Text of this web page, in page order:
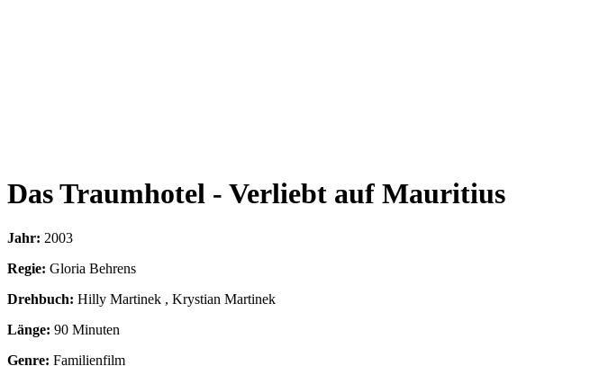
Das Traumhotel - Verliebt auf Mauritius
Jahr: 2003
Regie: Gloria Behrens
Drehbuch: Hilly Martinek , Krystian Martinek
Länge: 90 Minuten
Genre: Familienfilm